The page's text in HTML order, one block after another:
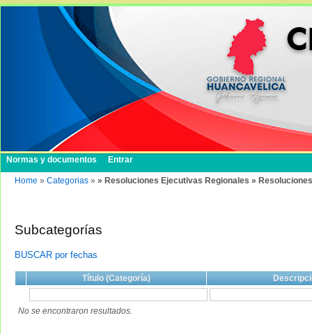
Normas y documentos Entrar
Home » Categorias » » Resoluciones Ejecutivas Regionales »
Subcategorías
BUSCAR por fechas
Título (Categoría)
No se encontraron resultados.